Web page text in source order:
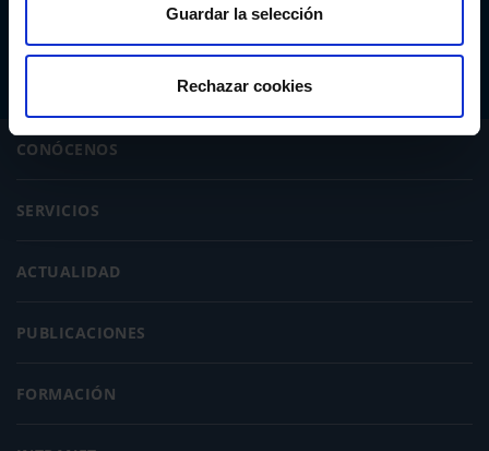
Guardar la selección
Rechazar cookies
CONSEJO GENERAL
CONÓCENOS
SERVICIOS
ACTUALIDAD
PUBLICACIONES
FORMACIÓN